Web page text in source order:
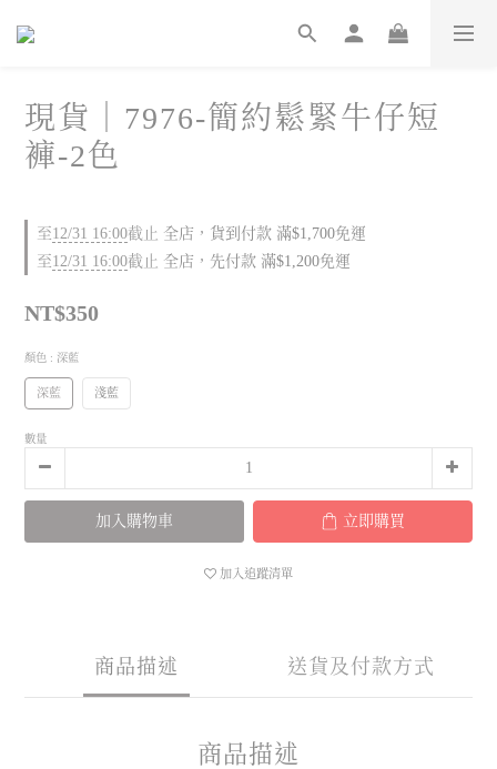
現貨｜7976-簡約鬆緊牛仔短
褲-2色
至12/31 16:00截止 全店，貨到付款 滿$1,700免運
至12/31 16:00截止 全店，先付款 滿$1,200免運
NT$350
顏色 : 深藍
深藍 淺藍
數量
加入購物車 立即購買
加入追蹤清單
商品描述 送貨及付款方式
商品描述